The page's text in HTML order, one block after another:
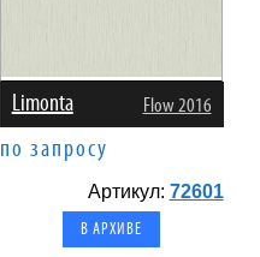
Limonta Flow 2016
по запросу
Артикул: 72601
В АРХИВЕ